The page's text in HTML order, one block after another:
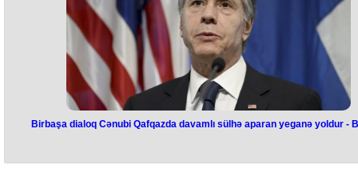
torpaqlarını 30 illik işğaldan azad etməsi tarixi zəfərdir və Cənubi
regionunda bu ölkənin gücünün göstəricisidir. Numan Kurtulmuş
edib ki, bu gün Türkiyə də mühüm hədəflərə doğru irəliləməkdədir və
ildə böyük inkişaf yolu keçib. TBMM sədri bu ilin fevral ayında
baş vermiş zəlzələ zamanı Azərbaycan dövlətinin və xalqının hər
olduğu kimi, Türkiyəyə qardaş dəstəyini yüksək qiymətləndirib.
tərəfləri maraqlandıran digər mövzularda da fikir mübadiləsi aparılıb.
Görüşdən sonra nümayəndə heyətləri xatirə şəkli çəkdiriblər.
davamlı sülhə aparan yeganə
Birbaşa dialoq Cənubi Qafqazda davamlı sülhə aparan yeganə yoldur -